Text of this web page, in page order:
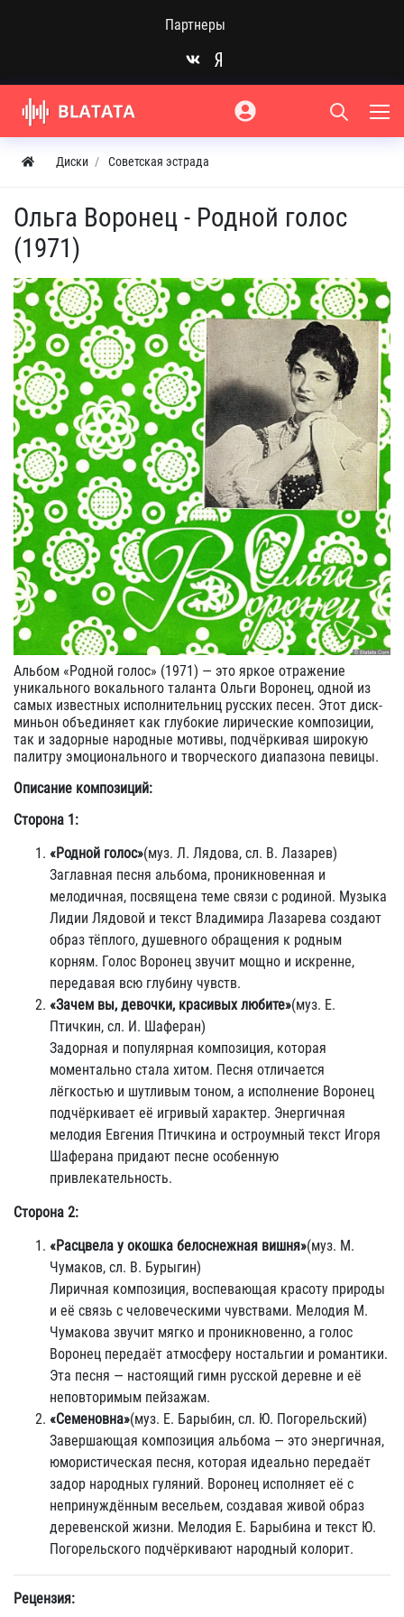
Партнеры
Диски Советская эстрада
Ольга Воронец - Родной голос
(1971)
Альбом «Родной голос» (1971) — это яркое отражение
уникального вокального таланта Ольги Воронец, одной из
самых известных исполнительниц русских песен. Этот диск-
миньон объединяет как глубокие лирические композиции,
так и задорные народные мотивы, подчёркивая широкую
палитру эмоционального и творческого диапазона певицы.
Описание композиций:
Сторона 1:
«Родной голос»(муз. Л. Лядова, сл. В. Лазарев)
Заглавная песня альбома, проникновенная и
мелодичная, посвящена теме связи с родиной. Музыка
Лидии Лядовой и текст Владимира Лазарева создают
образ тёплого, душевного обращения к родным
корням. Голос Воронец звучит мощно и искренне,
передавая всю глубину чувств.
«Зачем вы, девочки, красивых любите»(муз. Е.
Птичкин, сл. И. Шаферан)
Задорная и популярная композиция, которая
моментально стала хитом. Песня отличается
лёгкостью и шутливым тоном, а исполнение Воронец
подчёркивает её игривый характер. Энергичная
мелодия Евгения Птичкина и остроумный текст Игоря
Шаферана придают песне особенную
привлекательность.
Сторона 2:
«Расцвела у окошка белоснежная вишня»(муз. М.
Чумаков, сл. В. Бурыгин)
Лиричная композиция, воспевающая красоту природы
и её связь с человеческими чувствами. Мелодия М.
Чумакова звучит мягко и проникновенно, а голос
Воронец передаёт атмосферу ностальгии и романтики.
Эта песня — настоящий гимн русской деревне и её
неповторимым пейзажам.
«Семеновна»(муз. Е. Барыбин, сл. Ю. Погорельский)
Завершающая композиция альбома — это энергичная,
юмористическая песня, которая идеально передаёт
задор народных гуляний. Воронец исполняет её с
непринуждённым весельем, создавая живой образ
деревенской жизни. Мелодия Е. Барыбина и текст Ю.
Погорельского подчёркивают народный колорит.
Рецензия: